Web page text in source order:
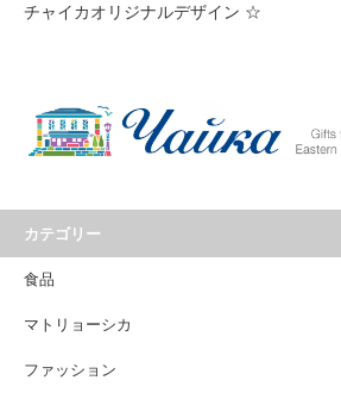
チャイカオリジナルデザイン ☆
カテゴリー
食品
マトリョーシカ
ファッション